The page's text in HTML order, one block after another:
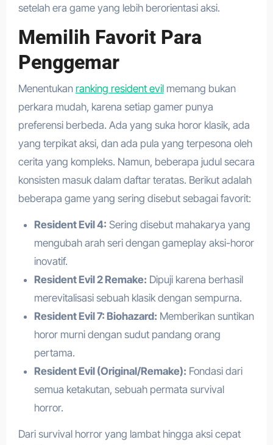
setelah era game yang lebih berorientasi aksi.
Memilih Favorit Para
Penggemar
Menentukan ranking resident evilmemang bukan
perkara mudah, karena setiap gamer punya
preferensi berbeda. Ada yang suka horor klasik, ada
yang terpikat aksi, dan ada pula yang terpesona oleh
cerita yang kompleks. Namun, beberapa judul secara
konsisten masuk dalam daftar teratas. Berikut adalah
beberapa game yang sering disebut sebagai favorit:
Resident Evil 4: Sering disebut mahakarya yang
mengubah arah seri dengan gameplay aksi-horor
inovatif.
Resident Evil 2 Remake: Dipuji karena berhasil
merevitalisasi sebuah klasik dengan sempurna.
Resident Evil 7: Biohazard: Memberikan suntikan
horor murni dengan sudut pandang orang
pertama.
Resident Evil (Original/Remake): Fondasi dari
semua ketakutan, sebuah permata survival
horror.
Dari survival horror yang lambat hingga aksi cepat